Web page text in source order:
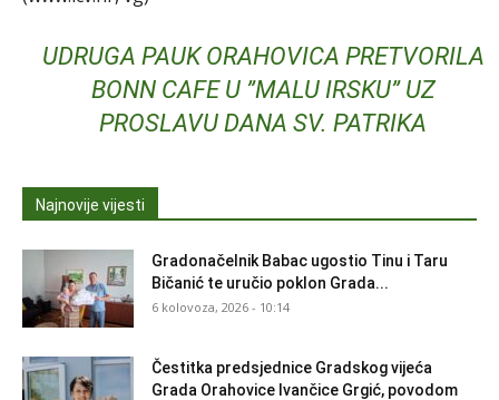
UDRUGA PAUK ORAHOVICA PRETVORILA
BONN CAFE U ”MALU IRSKU” UZ
PROSLAVU DANA SV. PATRIKA
Najnovije vijesti
Gradonačelnik Babac ugostio Tinu i Taru
Bičanić te uručio poklon Grada...
6 kolovoza, 2026 - 10:14
Čestitka predsjednice Gradskog vijeća
Grada Orahovice Ivančice Grgić, povodom